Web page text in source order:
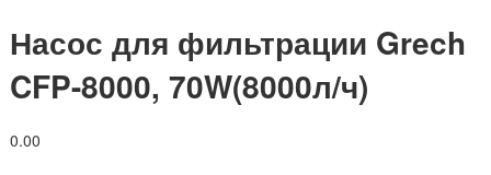
Насос для фильтрации Grech
CFP-8000, 70W(8000л/ч)
0.00